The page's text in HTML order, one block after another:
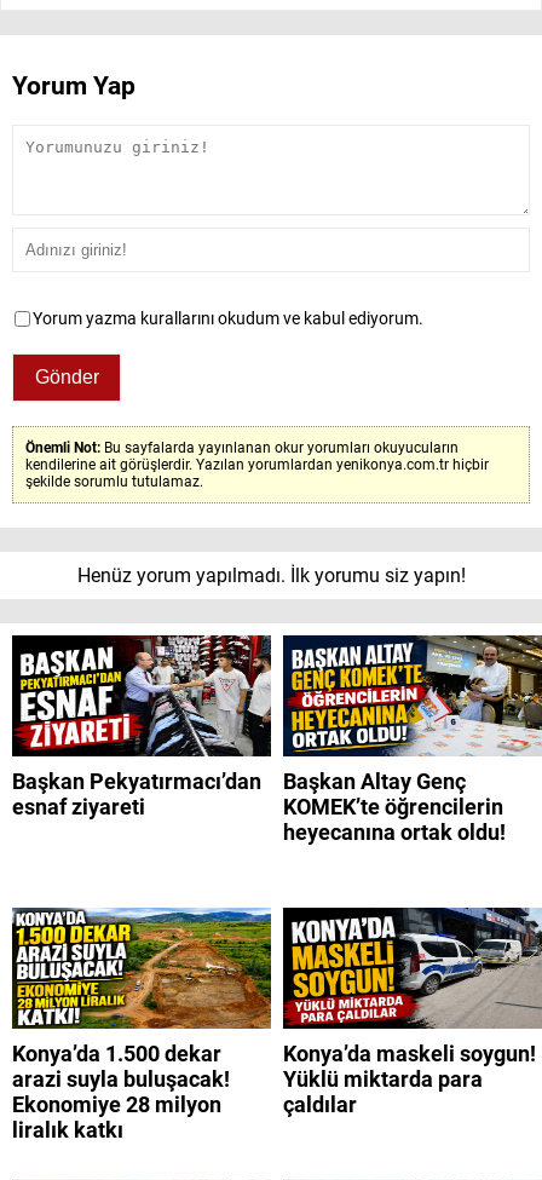
Yorum Yap
Yorum yazma kurallarını okudum ve kabul ediyorum.
Önemli Not: Bu sayfalarda yayınlanan okur yorumları okuyucuların
kendilerine ait görüşlerdir. Yazılan yorumlardan yenikonya.com.tr hiçbir
şekilde sorumlu tutulamaz.
Henüz yorum yapılmadı. İlk yorumu siz yapın!
Başkan Pekyatırmacı’dan
esnaf ziyareti
Başkan Altay Genç
KOMEK’te öğrencilerin
heyecanına ortak oldu!
Konya’da 1.500 dekar
arazi suyla buluşacak!
Ekonomiye 28 milyon
liralık katkı
Konya’da maskeli soygun!
Yüklü miktarda para
çaldılar